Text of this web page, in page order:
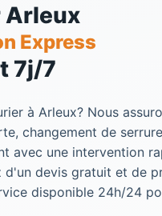
Arleux
Express
7j/7
à Arleux? Nous
changement de
avec une intervention
d'un devis gratuit et de
disponible 24h/24